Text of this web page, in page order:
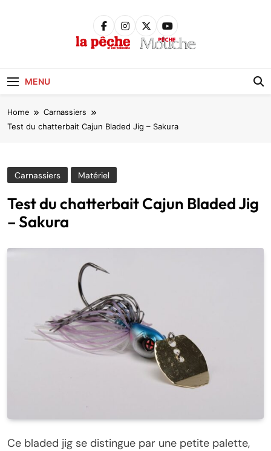
MENU
Home Carnassiers
Test du chatterbait Cajun Bladed Jig – Sakura
Carnassiers Matériel
Test du chatterbait Cajun Bladed Jig
– Sakura
Ce bladed jig se distingue par une petite palette,